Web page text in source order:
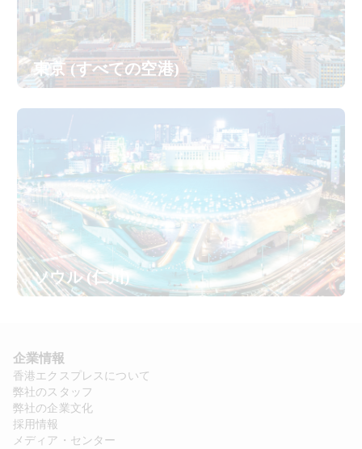
東京 (すべての空港)
ソウル (仁川)
企業情報
香港エクスプレスについて
弊社のスタッフ
弊社の企業文化
採用情報
メディア・センター